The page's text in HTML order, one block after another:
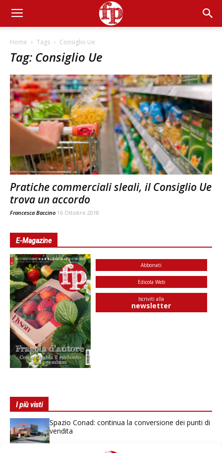
Home Tags Consiglio Ue
Tag: Consiglio Ue
Pratiche commerciali sleali, il Consiglio Ue
trova un accordo
Francesca Baccino 16 Ottobre 2018
E-Magazine
Abbonati
Edicola Web
Iscriviti alla
newsletter
I più visti
Spazio Conad: continua la conversione dei punti di
vendita